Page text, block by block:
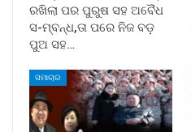
ରଖିଲା ପର ପୁରୁଷ ସହ ଅବୈଧ
ସ-ମ୍ବନ୍ଧ,ତା ପରେ ନିଜ ବଡ଼
ପୁଅ ସହ…
ସମାଚାର